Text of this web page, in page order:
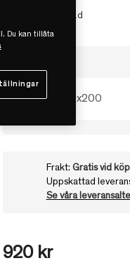
• Svensktillverkad
140x200
Frakt: Gratis vid
Uppskattad
Se våra
920 kr
Du kan tillåta